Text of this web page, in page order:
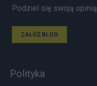
Podziel się swoją opinią
ZAŁÓŻ BLOG
Polityka